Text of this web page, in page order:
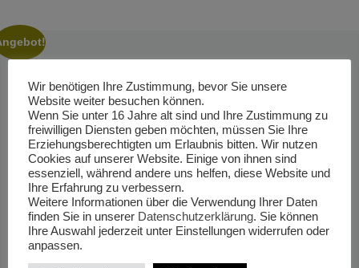
Wir benötigen Ihre Zustimmung, bevor Sie unsere
Website weiter besuchen können.
Wenn Sie unter 16 Jahre alt sind und Ihre Zustimmung zu
freiwilligen Diensten geben möchten, müssen Sie Ihre
Erziehungsberechtigten um Erlaubnis bitten. Wir nutzen
Cookies auf unserer Website. Einige von ihnen sind
essenziell, während andere uns helfen, diese Website und
Ihre Erfahrung zu verbessern.
Weitere Informationen über die Verwendung Ihrer Daten
finden Sie in unserer Datenschutzerklärung. Sie können
Ihre Auswahl jederzeit unter Einstellungen widerrufen oder
anpassen.